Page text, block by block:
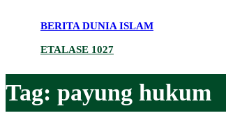
BERITA DUNIA ISLAM
ETALASE 1027
Tag: payung hukum